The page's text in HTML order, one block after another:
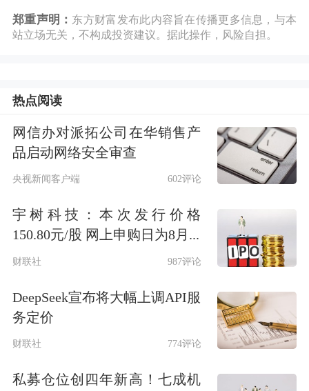
郑重声明： 东方财富发布此内容旨在传播更多信息，与本
站立场无关，不构成投资建议。据此操作，风险自担。
热点阅读
网信办对派拓公司在华销售产
品启动网络安全审查
央视新闻客户端 602评论
宇树科技：本次发行价格
150.80元/股 网上申购日为8月...
财联社 987评论
DeepSeek宣布将大幅上调API服
务定价
财联社 774评论
私募仓位创四年新高！七成机